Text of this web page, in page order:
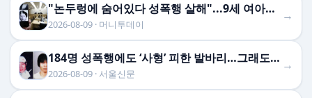
"논두렁에 숨어있다 성폭행 살해"...9세 여아→71세 할 …
2026-08-09 · 머니투데이
→
184명 성폭행에도 ‘사형’ 피한 발바리…그래도 “내 딸은 소중해”[듣는 그날의 사건현장]
2026-08-09 · 서울신문
→